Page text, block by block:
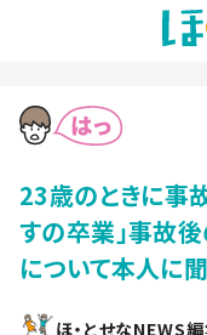
23歳のときに事
すの卒業」事故
について本人に
ほ・とせなNEWS